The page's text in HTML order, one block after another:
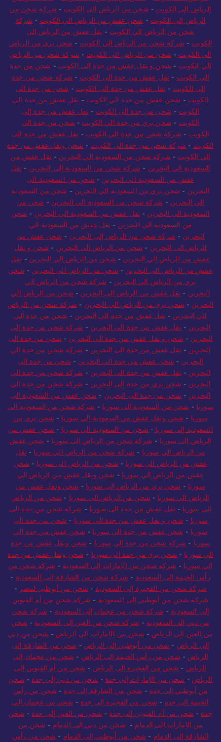
الرياض الى الكويت
-شحن من الرياض الى الكويت -نقل عفش من
الرياض الى الكويت
شحن من الرياض الى الكويت -شركة شحن من
الرياض إلى الكويت
شحن عفش من الرياض الي الكويت -
شحن من الرياض الي الكويت-
نقل عفش من الرياض الى
الكويت- شركة شحن من الرياض الي الكويت -
شحن بري من الرياض
الي الكويت
شحن من الرياض الى الكويت
شركة شحن من الرياض
الي الكويت
شحن و نقل عفش من جدة الى الكويت- شحن من جدة
الى الكويت
نقل عفش من جدة الى الكويت
شركة شحن من جدة
إلى الكويت
نقل عفش من جدة الى الكويت-
شحن من جدة الى
الكويت
شحن عفش من جدة الي الكويت-
نقل عفش من جدة الى
الكويت
شحن من جدة الى الكويت-
نقل عفش من جدة إلى
الكويت- شحن بري من جدة الي الكويت -شحن من جدة الي
الكويت
- شركة شحن من جدة الي الكويت -
نقل عفش من جدة الى
الكويت- شركة شحن من جدة الي الكويت-
شحن ونقل عفش من جدة
الي الكويت
شركة شحن من السعودية الي البحرين
نقل عفش من
السعودية الي البحرين
شركة شحن من السعودية إلى البحرين
عفش من السعودية الي البحرين
-شحن من السعودية الى
البحرين
شحن بري من السعودية الي البحرين -
شحن من السعودية
الي البحرين
- شركة شحن من السعودية الي البحرين
شحن من
السعودية الى البحرين
نقل عفش من السعودية الي البحرين
من السعودية الي البحرين
-
نقل عفش من السعودية الي
البحرين- شركة شحن من الرياض إلى البحرين
شحن عفش من
الرياض الى البحرين
-شحن من الرياض الى البحرين -شحن و نقل
عفش من الرياض الي البحرين
-شحن من الرياض الي البحرين -نقل
عفش من الرياض الى البحرين
شحن من الرياض الى البحرين-
بري من الرياض الي البحرين-
شركة شحن من الرياض الي
- نقل عفش من الرياض الى البحرين - شحن من الرياض الي
البحرين- شحن بري من الرياض الي البحرين
شركة شحن من الرياض
الي البحرين
-نقل عفش من جدة الى البحرين -شحن من جدة الي
البحرين
نقل عفش من جدة الى البحرين -
شركة شحن من جدة إلى
البحرين
شحن و نقل عفش من جدة الي البحرين- شحن من جدة الى
البحرين
نقل عفش من جدة الى البحرين
شركة شحن من جدة الي
-شحن عفش من جدة الي البحرين -شحن من جدة الى
البحرين
نقل عفش من جدة الى البحرين
شركة شحن من جدة الي
البحرين
شحن بري من جدة إلى البحرين
شركة شحن من جدة الي
البحرين
- شحن من جدة الى البحرين -
شحن عفش من السعودية الى
- شحن من السعودية الى سوريا -شركة شحن من السعودية الى
-شحن ونقل عفش من السعودية الي سوريا
شحن بري من
السعودية إلى سوريا
- شحن من السعودية الى سوريا
شحن عفش من
الرياض الى سوريا
شركة شحن من الرياض الى سوريا
شحن عفش
من الرياض الي سوريا
شركة شحن من الرياض الي سوريا -نقل
عفش من الرياض الى سوريا
- شحن من الرياض الى سوريا
شحن
عفش من الرياض الي سوريا
شحن ونقل عفش من الرياض الي
سوريا
- شحن بري من الرياض إلى سوريا
شحن ونقل عفش من
الرياض الي سوريا -شحن من الرياض الى سوريا-
شحن من الرياض
الى سوريا
- نقل عفش من جدة الى سوريا
شركة شحن من جدة الى
سوريا
شحن و نقل عفش من جدة الى سوريا
شحن من جدة الى
سوريا
-شحن عفش من جدة الى سوريا
شحن عفش من جدة الي
سوريا
شركة شحن من جدة الي سوريا -
شحن ونقل عفش من جدة
الي سوريا- شحن بري من جدة إلى سوريا -
شحن ونقل عفش من جدة
الي سوريا
- شركة شحن من الإمارات إلى السعودية- شركة شحن من
رأس الخيمة إلى السعودية - شركة شحن من الشارقة إلى السعودية
شركة شحن من الفجيرة إلى السعودية
-شحن من أبوظبي لمصر
شركة شحن من أبوظبي إلى السعودية
-شركة شحن من أم القيوين
إلى السعودية- شركة شحن من عجمان إلى السعودية
شركة شحن
من دبي إلى السعودية
- شركة شحن من العين إلى السعودية
من العين إلى الرياض
شحن من الإمارات إلى الرياض
شحن من دبي
إلى الرياض
شحن من أبوظبي إلى الرياض
شحن من الشارقة إلى
الرياض
شحن من رأس الخيمة إلى الرياض
شحن من عجمان إلى
الرياض
- شحن من الفجيرة إلى الرياض
شحن من أم القيوين إلى
الرياض
-شحن من الإمارات إلى جدة- شحن من دبي إلى جدة
شحن
من أبوظبي إلى جدة
شحن من الشارقة إلى جدة
شحن من رأس
الخيمة الى جدة - شحن من الفجيرة إلى جدة
شحن من عجمان إلى
شحن من أم القيوين إلى جدة شحن من العين إلى جدة
من الإمارات إلى الدمام
شحن من دبي إلى الدمام-
شحن من